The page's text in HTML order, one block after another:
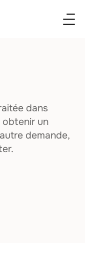
dans
obtenir un
demande,